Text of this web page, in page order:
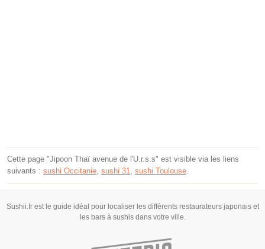
Cette page "Jipoon Thaï avenue de l'U.r.s.s" est visible via les liens
suivants : sushi Occitanie, sushi 31, sushi Toulouse.
Sushii.fr est le guide idéal pour localiser les différents restaurateurs japonais et
les bars à sushis dans votre ville.